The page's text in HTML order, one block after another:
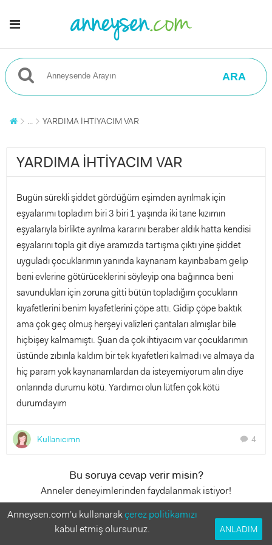
ARA
... YARDIMA İHTİYACIM VAR
YARDIMA İHTİYACIM VAR
Bugün sürekli şiddet gördüğüm eşimden ayrılmak için
eşyalarımı topladım biri 3 biri 1 yaşında iki tane kızımın
eşyalarıyla birlikte ayrılma kararını beraber aldık hatta kendisi
eşyalarını topla git diye aramızda tartışma çıktı yine şiddet
uyguladı çocuklarımın yanında kaynanam kayınbabam gelip
beni evlerine götürüceklerini söyleyip ona bağırınca beni
savundukları için zoruna gitti bütün topladığım çocukların
kıyafetlerini benim kıyafetlerini çöpe attı. Gidip çöpe baktık
ama çok geç olmuş herşeyi valizleri çantaları almışlar bile
hiçbişey kalmamıştı. Şuan da çok ihtiyacım var çocuklarımın
üstünde zıbınla kaldım bir tek kıyafetleri kalmadı ve almaya da
hiç param yok kaynanamlardan da isteyemiyorum alın diye
onlarında durumu kötü. Yardımcı olun lütfen çok kötü
durumdayım
Kullanıcımn chat 4
Bu soruya cevap verir misin?
Anneler deneyimlerinden faydalanmak istiyor!
2 Cevap
Anneysen.com'u kullanarakçerez politikamızı
kabul etmiş olursunuz.
ANLADIM